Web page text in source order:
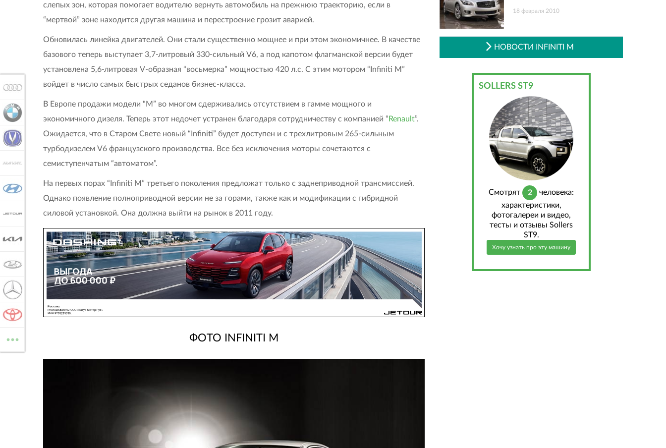
слепых зон, которая помогает водителю вернуть автомобиль на прежнюю траекторию, если в
“мертвой” зоне находится другая машина и перестроение грозит аварией.
Обновилась линейка двигателей. Они стали существенно мощнее и при этом экономичнее. В качестве
базового теперь выступает 3,7-литровый 330-сильный V6, а под капотом флагманской версии будет
установлена 5,6-литровая V-образная “восьмерка” мощностью 420 л.с. С этим мотором “Infiniti M”
войдет в число самых быстрых седанов бизнес-класса.
В Европе продажи модели “M” во многом сдерживались отсутствием в гамме мощного и
экономичного дизеля. Теперь этот недочет устранен благодаря сотрудничеству с компанией “Renault”.
Ожидается, что в Старом Свете новый “Infiniti” будет доступен и с трехлитровым 265-сильным
турбодизелем V6 французского производства. Все без исключения моторы сочетаются с
семиступенчатым “автоматом”.
На первых порах “Infiniti M” третьего поколения предложат только с заднеприводной трансмиссией.
Однако появление полноприводной версии не за горами, также как и модификации с гибридной
силовой установкой. Она должна выйти на рынок в 2011 году.
ФОТО INFINITI M
18 февраля 2010
НОВОСТИ INFINITI M
SOLLERS ST9
Cмотрят 2
человека:
характеристики,
фотогалереи и видео,
тесты и отзывы Sollers
ST9.
Хочу узнать про эту машину
AUDI
CHANGAN
HAVAL
JETOUR
MERCEDES-BENZ
TOYOTA
...